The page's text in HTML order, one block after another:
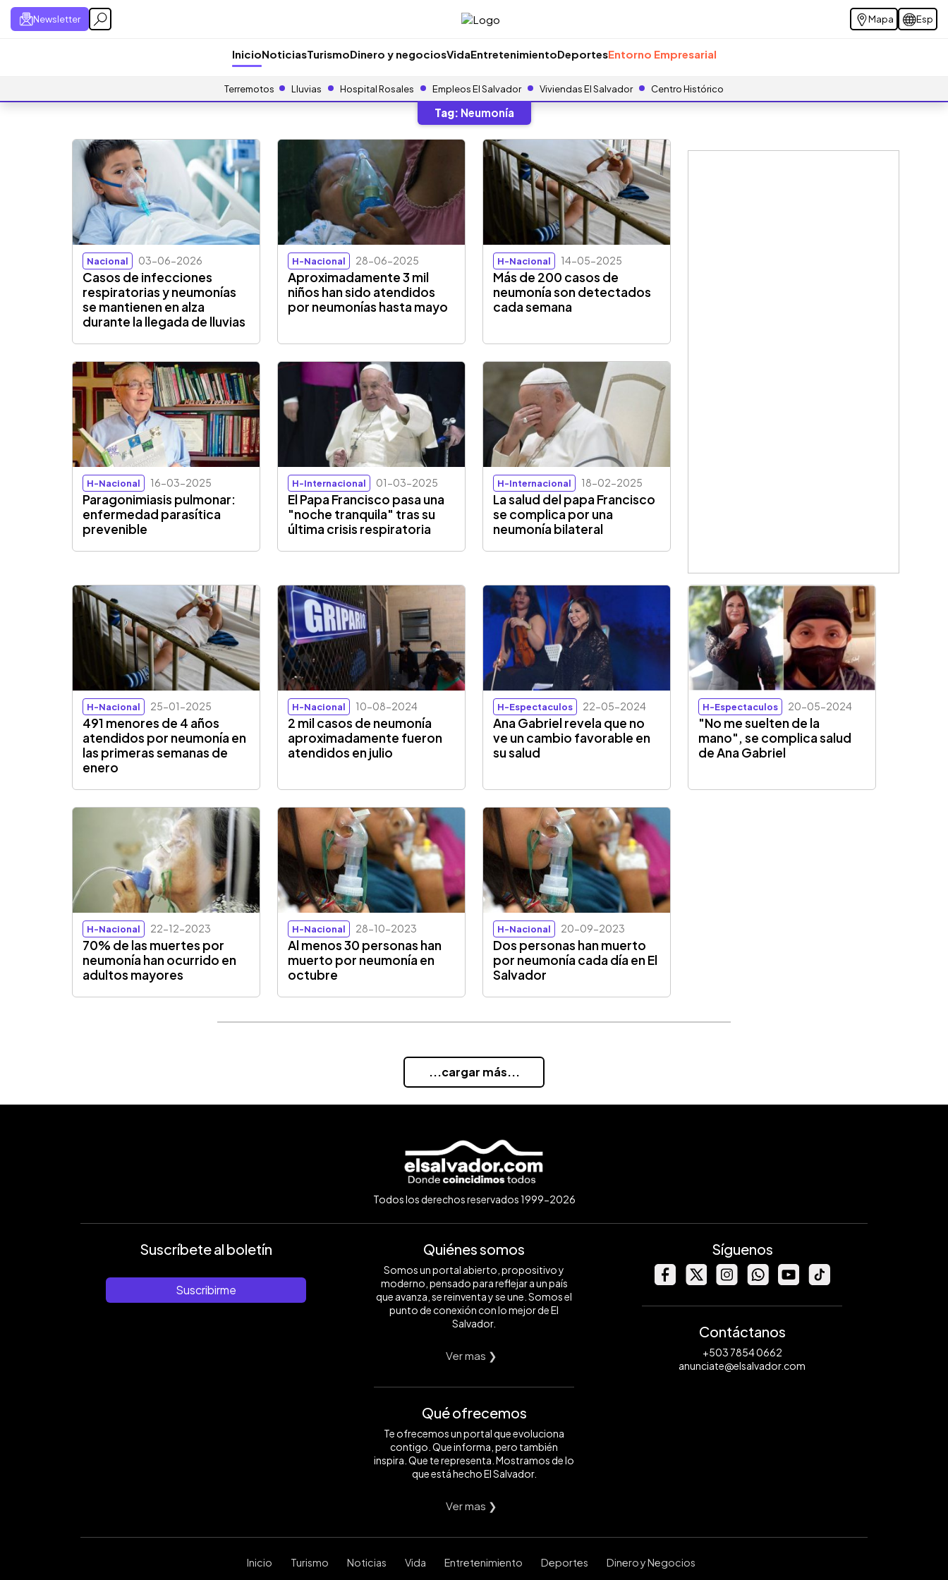
Newsletter Mapa Esp
InicioNoticiasTurismoDinero y negociosVidaEntretenimientoDeportesEntorno Empresarial
Terremotos Lluvias Hospital Rosales Empleos El Salvador Viviendas El Salvador Centro Histórico
Tag: Neumonía
Nacional 03-06-2026
Casos de infecciones
respiratorias y neumonías
se mantienen en alza
durante la llegada de lluvias
H-Nacional 28-06-2025
Aproximadamente 3 mil
niños han sido atendidos
por neumonías hasta mayo
H-Nacional 14-05-2025
Más de 200 casos de
neumonía son detectados
cada semana
H-Nacional 16-03-2025
Paragonimiasis pulmonar:
enfermedad parasítica
prevenible
H-Internacional 01-03-2025
El Papa Francisco pasa una
"noche tranquila" tras su
última crisis respiratoria
H-Internacional 18-02-2025
La salud del papa Francisco
se complica por una
neumonía bilateral
H-Nacional 25-01-2025
491 menores de 4 años
atendidos por neumonía en
las primeras semanas de
enero
H-Nacional 10-08-2024
2 mil casos de neumonía
aproximadamente fueron
atendidos en julio
H-Espectaculos 22-05-2024
Ana Gabriel revela que no
ve un cambio favorable en
su salud
H-Espectaculos 20-05-2024
"No me suelten de la
mano", se complica salud
de Ana Gabriel
H-Nacional 22-12-2023
70% de las muertes por
neumonía han ocurrido en
adultos mayores
H-Nacional 28-10-2023
Al menos 30 personas han
muerto por neumonía en
octubre
H-Nacional 20-09-2023
Dos personas han muerto
por neumonía cada día en El
Salvador
...cargar más...
Todos los derechos reservados 1999-2026
Suscríbete al boletín
Suscribirme
Quiénes somos
Somos un portal abierto, propositivo y
moderno, pensado para reflejar a un país
que avanza, se reinventa y se une. Somos el
punto de conexión con lo mejor de El
Salvador.
Ver mas ❯
Qué ofrecemos
Te ofrecemos un portal que evoluciona
contigo. Que informa, pero también
inspira. Que te representa. Mostramos de lo
que está hecho El Salvador.
Ver mas ❯
Síguenos
Contáctanos
+503 7854 0662
anunciate@elsalvador.com
Inicio Turismo Noticias Vida Entretenimiento Deportes Dinero y Negocios